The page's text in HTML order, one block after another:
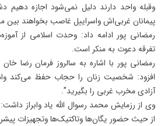
وقبله واحد دارند دلیل نمی‌شود اجازه دهیم
پیمانان غربی‌اش واسراییل غاصب بخواهند بین
رمضانی پور ادامه داد: وحدت اسلامی از
تفرقه دعوت به منکر است.
رمضانی پور با اشاره به سالروز فرمان رضا
افزود: شخصیت زنان را حجاب حفظ می‌کند
آزادی مخرب غربی را بگیرید”.
وی از رزمایش محمد رسوال الله یاد وابراز
از حیث حضور یگان‌ها وتاکتیک‌ها وتجهیزات